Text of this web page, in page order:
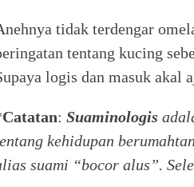
tidak terdengar
tentang kucing
logis dan masuk akal
Catatan: Suaminologis
kehidupan
suami “bocor alus”.